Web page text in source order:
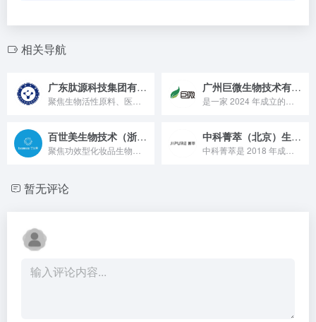
相关导航
广东肽源科技集团有限公司 广州巨微生物技术有限公司
百世美生物技术（浙江）有限公司 中科菁萃（北京）生物科技有限公司
暂无评论